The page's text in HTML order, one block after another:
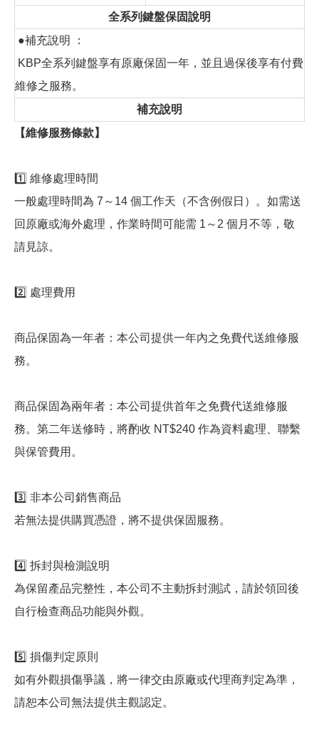
全系列鍵盤保固說明
●補充說明 ：
KBP全系列鍵盤享有原廠保固一年，並且過保後享有付費
維修之服務。
補充說明
【維修服務條款】
1️⃣ 維修處理時間
一般處理時間為 7～14 個工作天（不含例假日）。如需送
回原廠或海外處理，作業時間可能需 1～2 個月不等，敬
請見諒。
2️⃣ 處理費用
商品保固為一年者：本公司提供一年內之免費代送維修服
務。
商品保固為兩年者：本公司提供首年之免費代送維修服
務。第二年送修時，將酌收 NT$240 作為資料處理、聯繫
與保管費用。
3️⃣ 非本公司銷售商品
若無法提供購買憑證，將不提供保固服務。
4️⃣ 拆封與檢測說明
為保留產品完整性，本公司不主動拆封測試，請於領回後
自行檢查商品功能與外觀。
5️⃣ 損傷判定原則
如有外觀損傷爭議，將一律交由原廠或代理商判定為準，
請恕本公司無法提供主觀認定。